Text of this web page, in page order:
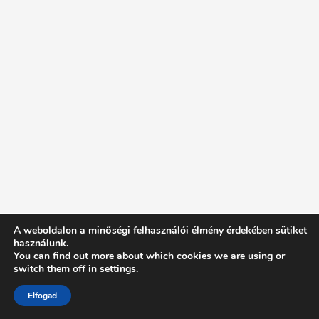
Intentionally Blank - Proudly powered by WordPress
A weboldalon a minőségi felhasználói élmény érdekében sütiket
használunk.
You can find out more about which cookies we are using or
switch them off in settings.
Elfogad